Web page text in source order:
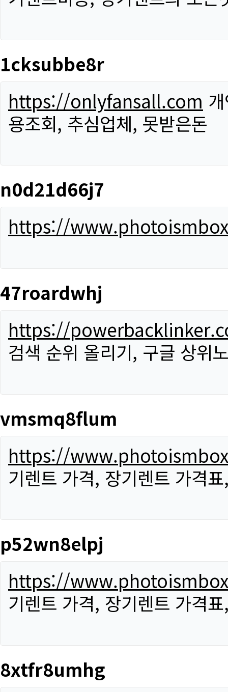
1cksubbe8r
https://onlyfansall.com
용조회, 추심업체, 못받은돈
n0d21d66j7
https://
47roardwhj
https://
검색 순위 올리기, 구글 상위
vmsmq8flum
https://
기렌트 가격, 장기렌트 가격
p52wn8elpj
https://
기렌트 가격, 장기렌트 가격
8xtfr8umhg